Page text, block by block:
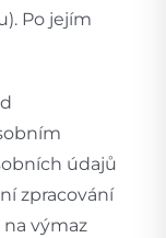
Po jejím
údajů
zpracování
na výmaz